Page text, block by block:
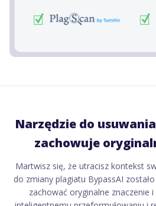
Narzędzie do
zachowuje
Martwisz się, że utracisz kontekst
do zmiany plagiatu BypassAI
zachować oryginalne znaczenie